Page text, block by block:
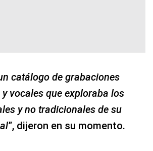
catálogo de grabaciones
vocales que exploraba los
y no tradicionales de su
”, dijeron en su momento.